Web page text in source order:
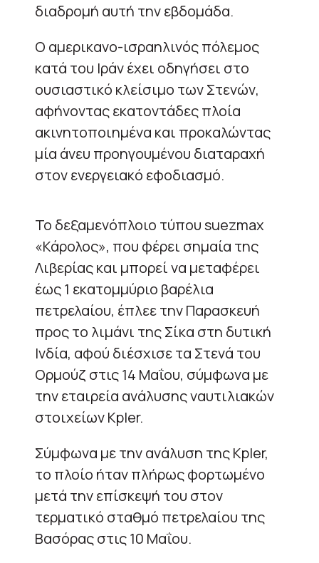
διαδρομή αυτή την εβδομάδα.
Ο αμερικανο-ισραηλινός πόλεμος
κατά του Ιράν έχει οδηγήσει στο
ουσιαστικό κλείσιμο των Στενών,
αφήνοντας εκατοντάδες πλοία
ακινητοποιημένα και προκαλώντας
μία άνευ προηγουμένου διαταραχή
στον ενεργειακό εφοδιασμό.
Το δεξαμενόπλοιο τύπου suezmax
«Κάρολος», που φέρει σημαία της
Λιβερίας και μπορεί να μεταφέρει
έως 1 εκατομμύριο βαρέλια
πετρελαίου, έπλεε την Παρασκευή
προς το λιμάνι της Σίκα στη δυτική
Ινδία, αφού διέσχισε τα Στενά του
Ορμούζ στις 14 Μαΐου, σύμφωνα με
την εταιρεία ανάλυσης ναυτιλιακών
στοιχείων Kpler.
Σύμφωνα με την ανάλυση της Kpler,
το πλοίο ήταν πλήρως φορτωμένο
μετά την επίσκεψή του στον
τερματικό σταθμό πετρελαίου της
Βασόρας στις 10 Μαΐου.